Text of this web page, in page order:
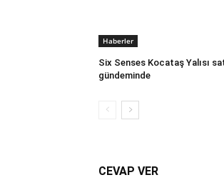
Haberler
Six Senses Kocataş Yalısı
gündeminde
CEVAP VER